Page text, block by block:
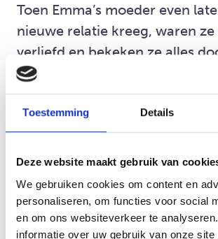
Toestemming Details
Deze website maakt gebruik van
We gebruiken cookies om content en
personaliseren, om functies voor social
en om ons websiteverkeer te
informatie over uw gebruik van onze site
Toen Emma’s moeder even
nieuwe relatie kreeg, waren ze
verliefd en bekeken ze alles
bril. “Ze besloten snel samen
wonen, misschien iets te snel,”
“Iedereen was zoekende naar
mijn moeders nieuwe partner
kinderen uit een vorig huwelijk.
opnieuw geconfronteerd met
omdat we onszelf weer
aanpassen naar een nieuwe